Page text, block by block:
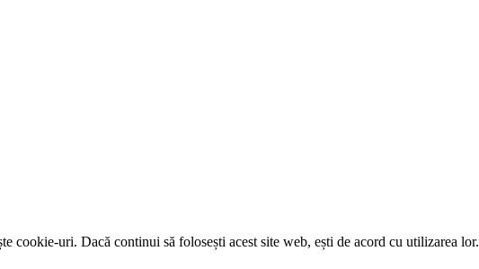
cookie-uri. Dacă continui să folosești acest site web, ești de acord cu utilizarea lor.